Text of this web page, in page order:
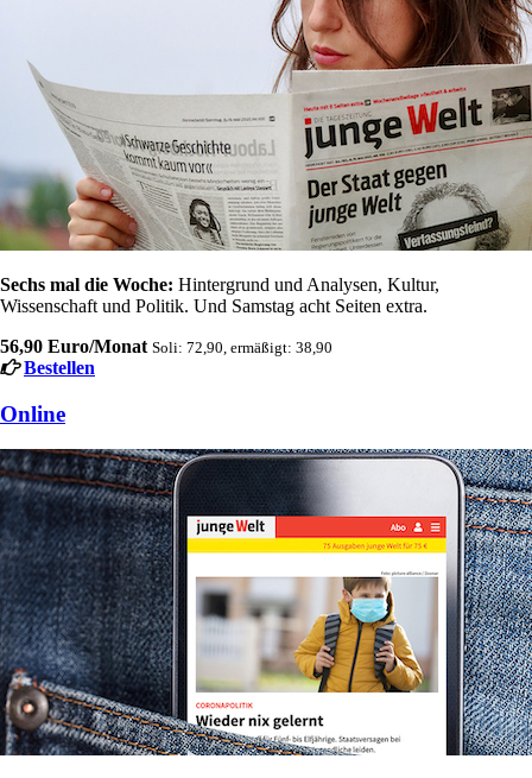
Sechs mal die Woche: Hintergrund und Analysen, Kultur,
Wissenschaft und Politik. Und Samstag acht Seiten extra.
56,90 Euro/Monat Soli: 72,90, ermäßigt: 38,90
Bestellen
Online